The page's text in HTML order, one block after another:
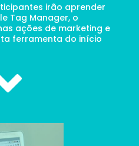
irão aprender
Tag Manager, o
ações de marketing e
ferramenta do início